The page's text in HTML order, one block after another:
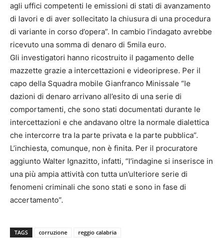
agli uffici competenti le emissioni di stati di avanzamento
di lavori e di aver sollecitato la chiusura di una procedura
di variante in corso d’opera”. In cambio l’indagato avrebbe
ricevuto una somma di denaro di 5mila euro.
Gli investigatori hanno ricostruito il pagamento delle
mazzette grazie a intercettazioni e videoriprese. Per il
capo della Squadra mobile Gianfranco Minissale “le
dazioni di denaro arrivano all’esito di una serie di
comportamenti, che sono stati documentati durante le
intercettazioni e che andavano oltre la normale dialettica
che intercorre tra la parte privata e la parte pubblica”.
L’inchiesta, comunque, non è finita. Per il procuratore
aggiunto Walter Ignazitto, infatti, “l’indagine si inserisce in
una più ampia attività con tutta un’ulteriore serie di
fenomeni criminali che sono stati e sono in fase di
accertamento”.
TAGS corruzione reggio calabria